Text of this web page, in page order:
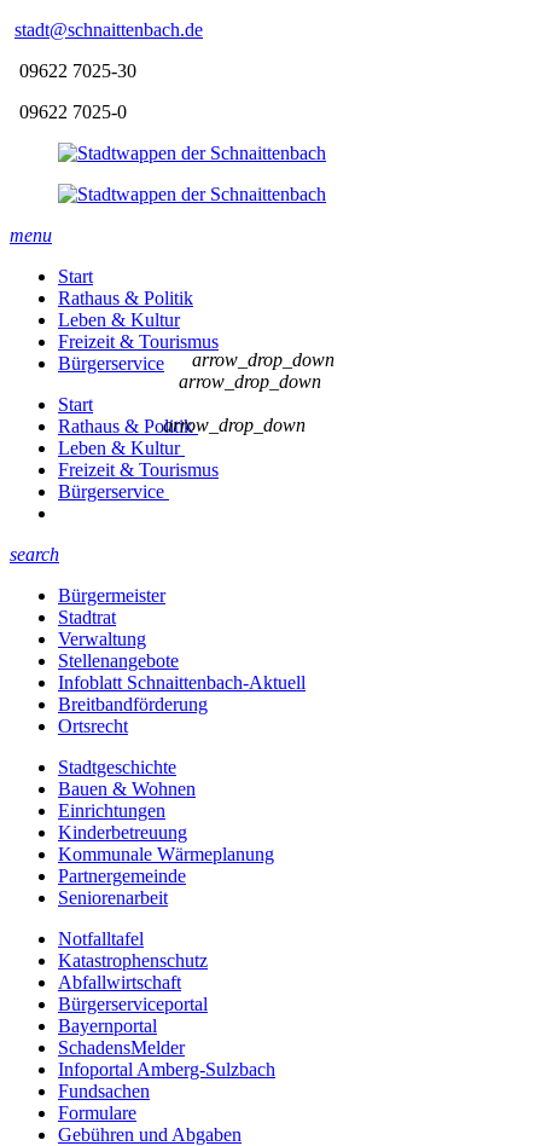
stadt@schnaittenbach.de
09622 7025-30
09622 7025-0
menu
Start
Rathaus & Politik
Leben & Kultur
Freizeit & Tourismus
Bürgerservice
Start
Rathaus & Politik
arrow_drop_down
Leben & Kultur
arrow_drop_down
Freizeit & Tourismus
Bürgerservice
arrow_drop_down
search
Bürgermeister
Stadtrat
Verwaltung
Stellenangebote
Infoblatt Schnaittenbach-Aktuell
Breitbandförderung
Ortsrecht
Stadtgeschichte
Bauen & Wohnen
Einrichtungen
Kinderbetreuung
Kommunale Wärmeplanung
Partnergemeinde
Seniorenarbeit
Notfalltafel
Katastrophenschutz
Abfallwirtschaft
Bürgerserviceportal
Bayernportal
SchadensMelder
Infoportal Amberg-Sulzbach
Fundsachen
Formulare
Gebühren und Abgaben